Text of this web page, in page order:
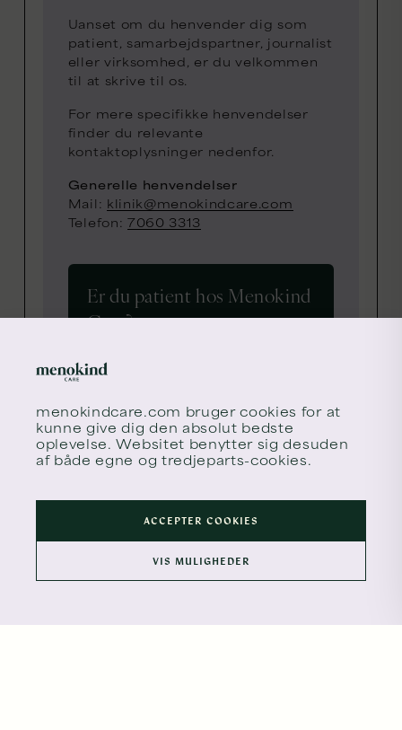
menokindcare.com bruger cookies for at
kunne give dig den absolut bedste
oplevelse. Websitet benytter sig desuden
af både egne og tredjeparts-cookies.
ACCEPTER COOKIES
VIS MULIGHEDER
Uanset om du henvender dig som
patient, samarbejdspartner, journalist
eller virksomhed, er du velkommen
til at skrive til os.
For mere specifikke henvendelser
finder du relevante
kontaktoplysninger nedenfor.
Generelle henvendelser
Mail: klinik@menokindcare.com
Telefon: 7060 3313
Er du patient hos Menokind
Care?
sende beskeder via din
kommunikere sikkert og krypteret
med dit behandlerteam om dit
forløb.